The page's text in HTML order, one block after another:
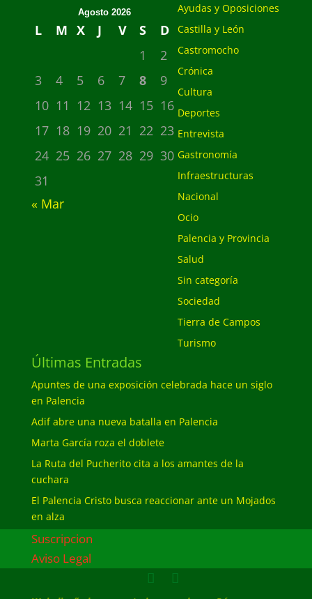
Agosto 2026
L M X J V S
D
1
2
3
4 5 6 7 8
9
10 11 12 13 14 15 16
17 18 19 20 21 22 23
24 25 26 27 28 29 30
31
« Mar
Ayudas y Oposiciones
Castilla y León
Castromocho
Crónica
Cultura
Deportes
Entrevista
Gastronomía
Infraestructuras
Nacional
Ocio
Palencia y Provincia
Salud
Sin categoría
Sociedad
Tierra de Campos
Turismo
Últimas Entradas
Apuntes de una exposición celebrada hace un siglo
en Palencia
Adif abre una nueva batalla en Palencia
Marta García roza el doblete
La Ruta del Pucherito cita a los amantes de la
cuchara
El Palencia Cristo busca reaccionar ante un Mojados
en alza
Suscripcion
Aviso Legal